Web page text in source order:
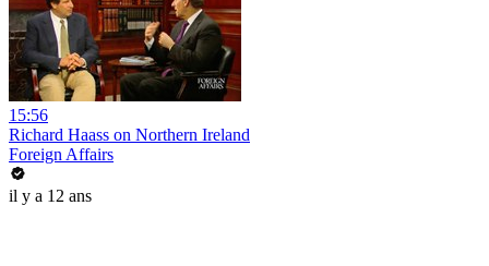
15:56
Richard Haass on Northern Ireland
Foreign Affairs
il y a 12 ans